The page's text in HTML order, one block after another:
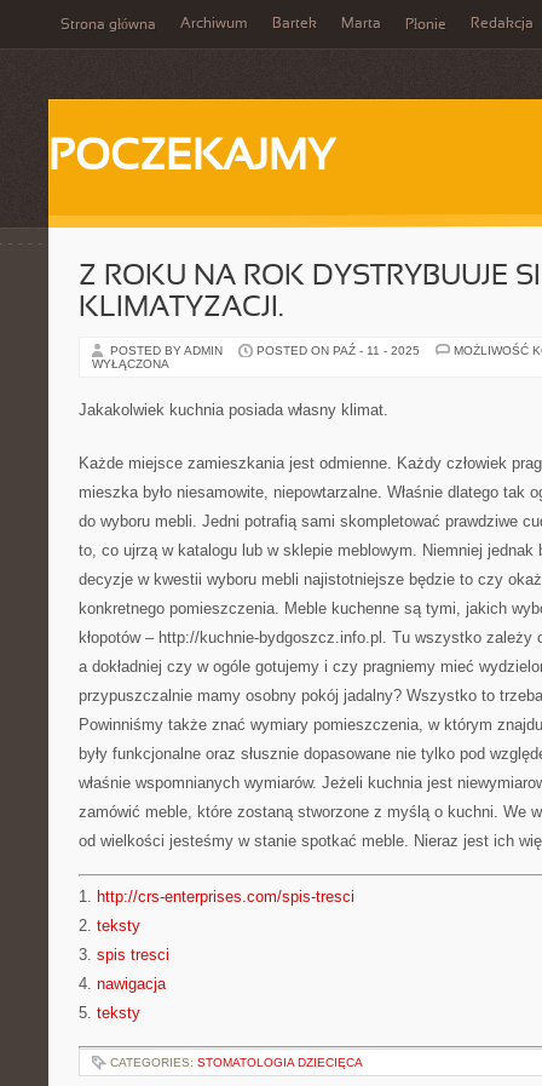
Strona główna Archiwum Bartek Marta Płonie Redakcja
POCZEKAJMY
Z ROKU NA ROK DYSTRYBUUJE
KLIMATYZACJI.
POSTED BY ADMIN POSTED ON PAŹ - 11 - 2025
MOŻLIWOŚĆ
WYŁĄCZONA
Jakakolwiek kuchnia posiada własny klimat.
Każde miejsce zamieszkania jest odmienne. Każdy człowiek
mieszka było niesamowite, niepowtarzalne. Właśnie dlatego tak
do wyboru mebli. Jedni potrafią sami skompletować prawdziwe
to, co ujrzą w katalogu lub w sklepie meblowym. Niemniej jednak
decyzje w kwestii wyboru mebli najistotniejsze będzie to czy
konkretnego pomieszczenia. Meble kuchenne są tymi, jakich
kłopotów – http://kuchnie-bydgoszcz.info.pl. Tu wszystko zależy
a dokładniej czy w ogóle gotujemy i czy pragniemy mieć
przypuszczalnie mamy osobny pokój jadalny? Wszystko to
Powinniśmy także znać wymiary pomieszczenia, w którym
były funkcjonalne oraz słusznie dopasowane nie tylko pod
właśnie wspomnianych wymiarów. Jeżeli kuchnia jest
zamówić meble, które zostaną stworzone z myślą o kuchni. We
od wielkości jesteśmy w stanie spotkać meble. Nieraz jest ich
1. http://crs-enterprises.com/spis-tresci
2. teksty
3. spis tresci
4. nawigacja
5. teksty
CATEGORIES: STOMATOLOGIA DZIECIĘCA